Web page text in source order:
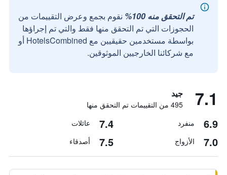
تم التحقق منه 100%
نقوم بجمع وعرض التقييمات من
الحجوزات التي تم التحقق منها فقط والتي تم إجراؤها
بواسطة مستخدمين حقيقيين مع HotelsCombined أو
مع شركائنا الخارجيين الموثوقين.
7.1 جيد
495 من التقييمات تم التحقق منها
6.9 منفرد 7.4 عائلات
7.0 الأزواج 7.5 أصدقاء